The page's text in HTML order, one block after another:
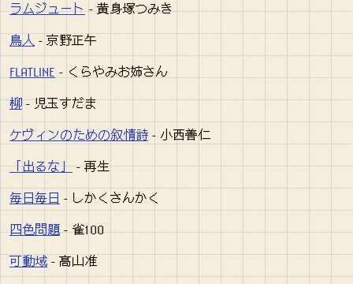
ラムジュート- 黄身塚つみき
鳥人 - 京野正午
FLATLINE - くらやみお姉さん
柳- 児玉すだま
ケヴィンのための叙情詩 - 小西善仁
「出るな」- 再生
毎日毎日 - しかくさんかく
四色問題- 雀100
可動域 - 髙山准